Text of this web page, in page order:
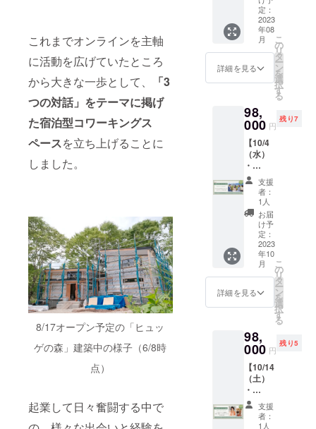
これまでオンラインを主軸
に活動を広げていたところ
から大きな一歩として、
「3
つの対話」をテーマに掲げ
た宿泊型コワーキングス
ペースを立ち上げることに
しました。
8/17オープン予定の「ヒュッ
ゲの森」建築中の様子（6/8時
点）
起業して日々奮闘する中で
でご提
ており
ませ
ん。 ※
オンラ
インイ
ベント
参加者
限定
ンドア
イデン
ティ
ティ
PDF（2
0ページ
程度の
資
料）”を
データ
でご提
程度の
料）”を
データ
供（後
日メー
ており
ます。
村本夫
が会社
員＆単
身赴任
定は8月
にご連
す。状
況ご理
解いた
だいた
上で、
アーカ
イブ視
聴も可
能です
のでお
申し込
みいた
だける
と嬉し
より3営
業日以
内アー
カイブ
配信予
定（視
聴期
限：開
次お届
けいた
しま
す。
※“ヒュ
ッゲの
森 近隣
プ”は
PDF
データ
で送付
させて
いただ
きま
す。
PDF
データ
含めご
案内は
メール
にてお
送りし
ます。
※海外へ
おりま
せん。
住で純
粋に応
援くだ
さる方
ズム解
説セミ
ナー
feppine
ss（株
）代表
取締役
本橋へ
さん
×irodori
Brandin
g（株）
代表 村
本彩
⑥9/27
（水）
13時〜
新たな
チャレ
ンジと
お金の
ここだ
けの話
税理士
吉村知
子さん
×irodori
Brandin
g（株）
代表村
本彩 ※
開催日
より3営
業日以
内アー
カイブ
配信予
に紹介
させて
いただ
くお名
前（会
可）を
記載し
さい。
お名前
のご紹
介を希
望され
ない方
は、無
しとご
記載く
ださ
い。 ※
掲載
後、お
礼の
メール
を送ら
せてい
ただき
ます。
ト掲載
期間：
最低1年
間
を考案
させて
いただ
きまし
ンディ
ング会
いどん
なこと
をして
いるの
か？」
と気に
なる
方、す
でにブ
ラン
ディン
グは学
んだも
のの実
践する
なかっ
たり、
し学び
を深め
たい
方。多
様な価
値観に
触れな
がら価
値創造
せてい
ただき
ます。
「応援
かっ
た」と
けるよ
う、こ
れから
どんど
ん想い
を形に
してい
きたい
と思い
ますの
で楽し
みにし
ていた
だける
す。 ＜
Flowers
フラ
ワーズ
フォー
レナ）
さんの
ご紹介
＞
HP:http
ランで
す。ご
支援く
ださっ
た方の
お名前
プレー
トを植
物に添
えさせ
ていた
だき施
設内で
ご紹介
しま
す。 植
物は
ヒュッ
ゲの森
のグ
リーン
コー
ディ
セレク
ト！迷
わなく
て安
心！ こ
れから
始まる
ヒュッ
本お気
に入り
の北杜
市ス
ポット
をドラ
楽し
み、
ゲの森
での対
話も体
験でき
る日帰
りリト
リート
企画で
す。帰
りも小
渕沢駅
までお
送りし
ますの
ゲの森
に興味
はある
けど移
動手段
がなく
て迷っ
ている
沢駅送
迎付
き） ビ
ジュア
ルブラ
ンディ
ング濃
ヒュッ
ゲの森
誕生秘
話トー
ク
ショー
第1弾
（建物
ブラン
ディン
グ＆デ
ザイ
ン）現
地参加
権付き
＜イベ
ント内
に宿泊
して、
い対話
のパ
ワーや
共同作
業を体
定：
2023
年08
月
詳細を見る
こ
の
リ
タ
ー
ン
を
選
択
す
る
98,
000 円
残り7
【10/4
（水）
・
5（木）
】８名
限定！
一棟貸
し切
り！リ
トリー
ト企画
（さっ
きーさ
ん・小
淵沢駅
然の中
で五感
を開い
て望む
未来を
軽やか
に叶え
る心の
ブロッ
支援
者：
1人
お届
け予
定：
2023
年10
月
詳細を見る
こ
の
リ
タ
ー
ン
を
選
択
す
る
98,
000 円
残り5
【10/14
（土）
・
15（日
）】6名
限定！
支援
者：
1人